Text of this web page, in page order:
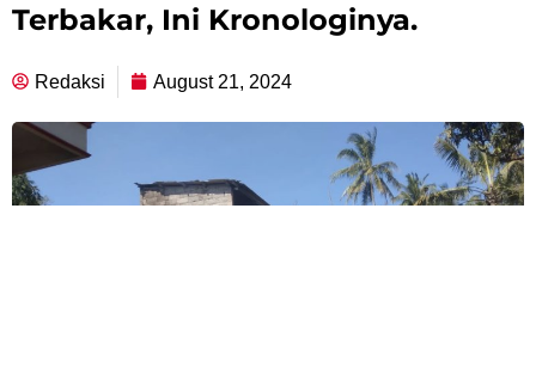
Terbakar, Ini Kronologinya.
Redaksi August 21, 2024